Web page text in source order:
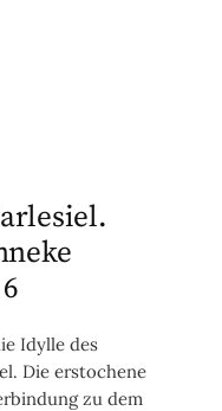
Idylle des
Die erstochene
zu dem